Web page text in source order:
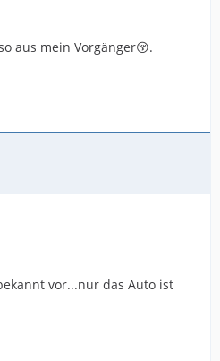
aus mein Vorgänger😚.
vor...nur das Auto ist